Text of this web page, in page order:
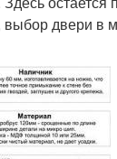
двери в